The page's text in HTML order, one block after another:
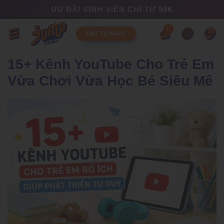
ĐẶT VÉ NGAY
0
15+ Kênh YouTube Cho Trẻ Em
Vừa Chơi Vừa Học Bé Siêu Mê